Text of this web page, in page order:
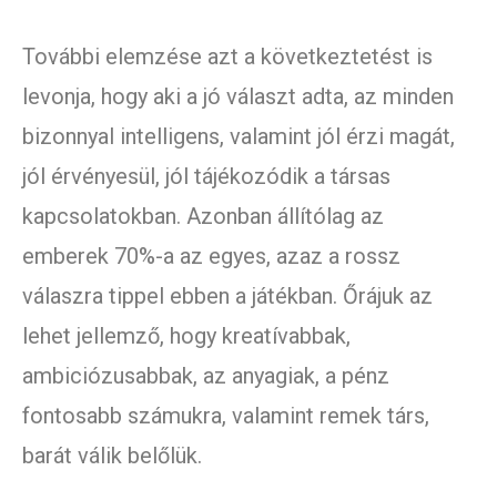
További elemzése azt a következtetést is
levonja, hogy aki a jó választ adta, az minden
bizonnyal intelligens, valamint jól érzi magát,
jól érvényesül, jól tájékozódik a társas
kapcsolatokban. Azonban állítólag az
emberek 70%-a az egyes, azaz a rossz
válaszra tippel ebben a játékban. Őrájuk az
lehet jellemző, hogy kreatívabbak,
ambiciózusabbak, az anyagiak, a pénz
fontosabb számukra, valamint remek társ,
barát válik belőlük.